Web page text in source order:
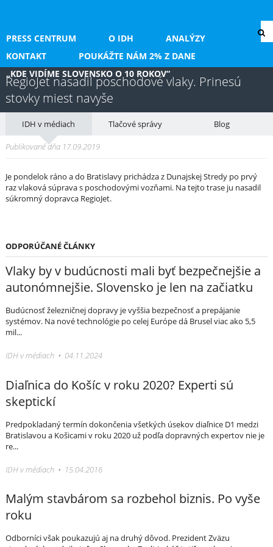
PRESS CENTRUM O IDH
ANALÝZY
KONTAKT
POUKÁŽTE NÁM 2% Z DANE
„KDE VIDÍME SLOVENSKO O 10 ROKOV“
RegioJet nasadil poschodové vlaky. Prinesú
stovky miest navyše
IDH v médiach Tlačové správy Blog
Publikované dňa 17.09.2019
Je pondelok ráno a do Bratislavy prichádza z Dunajskej Stredy po prvý
raz vlaková súprava s poschodovými vozňami. Na tejto trase ju nasadil
súkromný dopravca RegioJet.
ODPORÚČANÉ ČLÁNKY
Vlaky by v budúcnosti mali byť bezpečnejšie a
autonómnejšie. Slovensko je len na začiatku
Budúcnosť železničnej dopravy je vyššia bezpečnosť a prepájanie
systémov. Na nové technológie po celej Európe dá Brusel viac ako 5,5
mil...
IDH v médiach • 04.11.2024
Diaľnica do Košíc v roku 2020? Experti sú
skeptickí
Predpokladaný termín dokončenia všetkých úsekov diaľnice D1 medzi
Bratislavou a Košicami v roku 2020 už podľa dopravných expertov nie je
re...
IDH v médiach • 15.04.2016
Malým stavbárom sa rozbehol biznis. Po vyše
roku
Odborníci však poukazujú aj na druhý dôvod. Prezident Zväzu